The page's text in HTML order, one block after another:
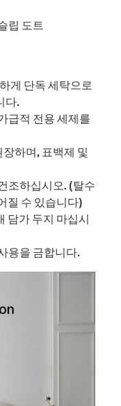
립 도트
게 단독 세탁으로
다.
급적 전용 세제를
하며, 표백제 및
조하십시오. (탈수
질 수 있습니다)
담가 두지 마십시
용을 금합니다.